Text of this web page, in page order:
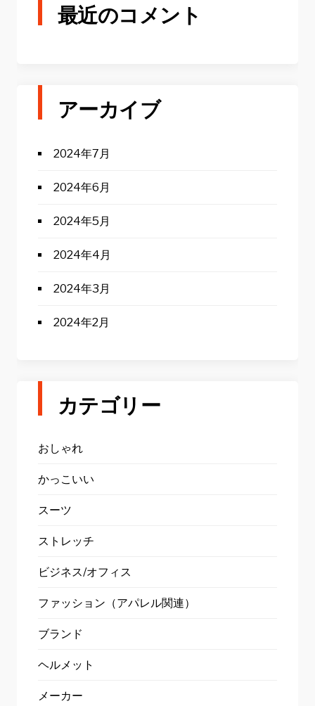
最近のコメント
アーカイブ
2024年7月
2024年6月
2024年5月
2024年4月
2024年3月
2024年2月
カテゴリー
おしゃれ
かっこいい
スーツ
ストレッチ
ビジネス/オフィス
ファッション（アパレル関連）
ブランド
ヘルメット
メーカー